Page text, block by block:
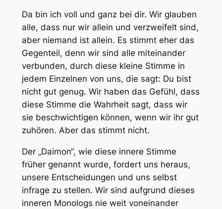
Da bin ich voll und ganz bei dir. Wir glauben
alle, dass nur wir allein und verzweifelt sind,
aber niemand ist allein. Es stimmt eher das
Gegenteil, denn wir sind alle miteinander
verbunden, durch diese kleine Stimme in
jedem Einzelnen von uns, die sagt: Du bist
nicht gut genug. Wir haben das Gefühl, dass
diese Stimme die Wahrheit sagt, dass wir
sie beschwichtigen können, wenn wir ihr gut
zuhören. Aber das stimmt nicht.
Der „Daimon“, wie diese innere Stimme
früher genannt wurde, fordert uns heraus,
unsere Entscheidungen und uns selbst
infrage zu stellen. Wir sind aufgrund dieses
inneren Monologs nie weit voneinander